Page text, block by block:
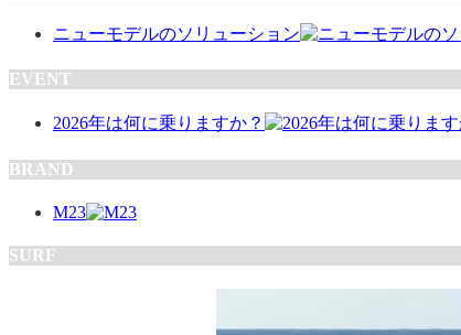
ニューモデルのソリューション
EVENT
2026年は何に乗りますか？
BRAND
M23
SURF